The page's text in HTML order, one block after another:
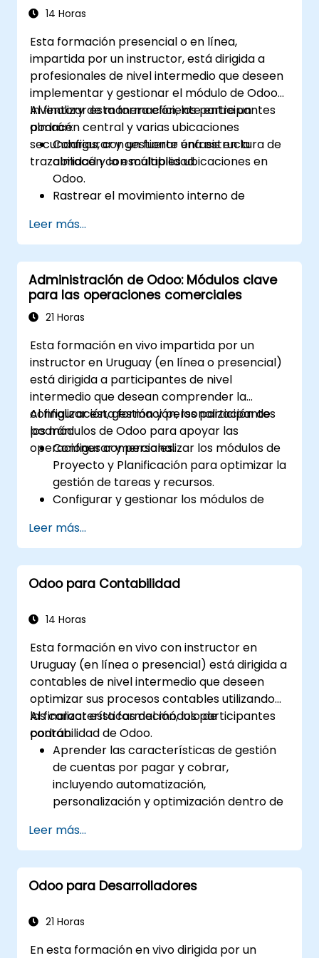
Logística
14 Horas
Esta formación presencial o en línea,
impartida por un instructor, está dirigida a
profesionales de nivel intermedio que deseen
implementar y gestionar el módulo de Odoo
Inventory de manera eficiente entre un
almacén central y varias ubicaciones
secundarias, con un fuerte énfasis en la
trazabilidad y la escalabilidad.
Al finalizar esta formación, los participantes
podrán:
Configurar y gestionar una estructura de
almacén con múltiples ubicaciones en
Odoo.
Rastrear el movimiento interno de
entre almacenes.
Registrar y dar seguimiento a los pedidos
de compra desde la recepción hasta la
distribución.
Activar y gestionar la trazabilidad basada
en números de serie y lotes.
escalable y bien organizado, alineado con
las mejores prácticas.
Leer más...
Administración de Odoo: Módulos clave
para las operaciones comerciales
21 Horas
Esta formación en vivo impartida por un
instructor en Uruguay (en línea o presencial)
está dirigida a participantes de nivel
intermedio que desean comprender la
configuración, gestión y personalización de
los módulos de Odoo para apoyar las
operaciones comerciales.
Al finalizar esta formación, los participantes
podrán:
Configurar y personalizar los módulos de
Proyecto y Planificación para optimizar la
gestión de tareas y recursos.
Configurar y gestionar los módulos de
Contabilidad Analítica, para mejorar el
seguimiento financiero y la generación de
informes.
Administrar los módulos de Empleados y
Recursos Humanos (RRHH) y Gestión de
Utilizar el módulo de Configuración para
implementar personalizaciones e
integraciones en todo el sistema.
Optimizar la funcionalidad de Odoo para
que se ajuste a las necesidades
organizativas.
Leer más...
Odoo para Contabilidad
14 Horas
Esta formación en vivo con instructor en
Uruguay (en línea o presencial) está dirigida a
contables de nivel intermedio que deseen
optimizar sus procesos contables utilizando
las características del módulo de
contabilidad de Odoo.
Al finalizar esta formación, los participantes
podrán:
Aprender las características de gestión
de cuentas por pagar y cobrar,
incluyendo automatización,
personalización y optimización dentro de
Utilizar las herramientas avanzadas de
informes de Odoo para crear informes
financieros personalizados, tableros y
análisis que respalden la toma de
Configurar y gestionar múltiples tasas
Leer más...
Odoo para Desarrolladores
21 Horas
En esta formación en vivo dirigida por un